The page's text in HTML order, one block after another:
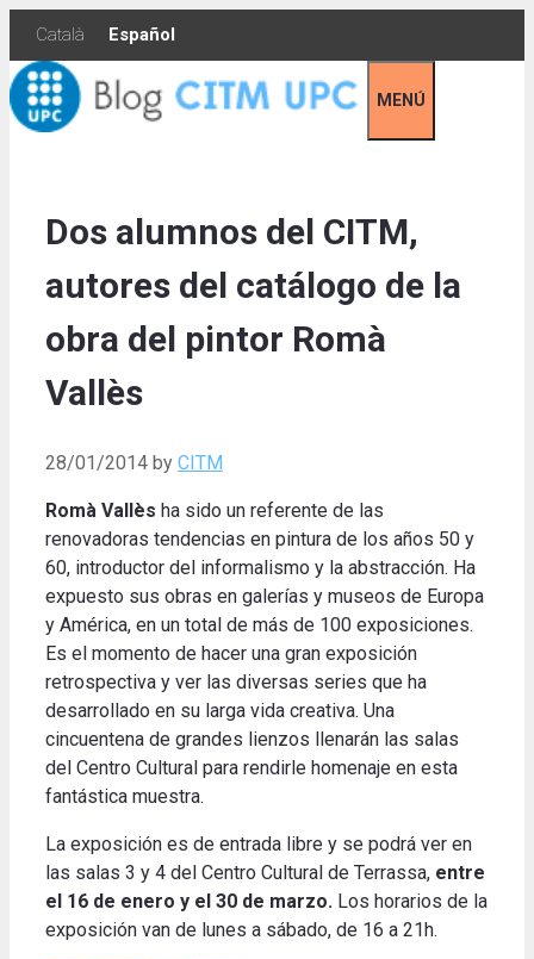
Skip
content
Català Español
MENÚ
Dos alumnos del CITM,
autores del catálogo de la
obra del pintor Romà
Vallès
28/01/2014 by CITM
Romà Vallès ha sido un referente de las
renovadoras tendencias en pintura de los años 50 y
60, introductor del informalismo y la abstracción. Ha
expuesto sus obras en galerías y museos de Europa
y América, en un total de más de 100 exposiciones.
Es el momento de hacer una gran exposición
retrospectiva y ver las diversas series que ha
desarrollado en su larga vida creativa. Una
cincuentena de grandes lienzos llenarán las salas
del Centro Cultural para rendirle homenaje en esta
fantástica muestra.
La exposición es de entrada libre y se podrá ver en
las salas 3 y 4 del Centro Cultural de Terrassa, entre
el 16 de enero y el 30 de marzo. Los horarios de la
exposición van de lunes a sábado, de 16 a 21h.